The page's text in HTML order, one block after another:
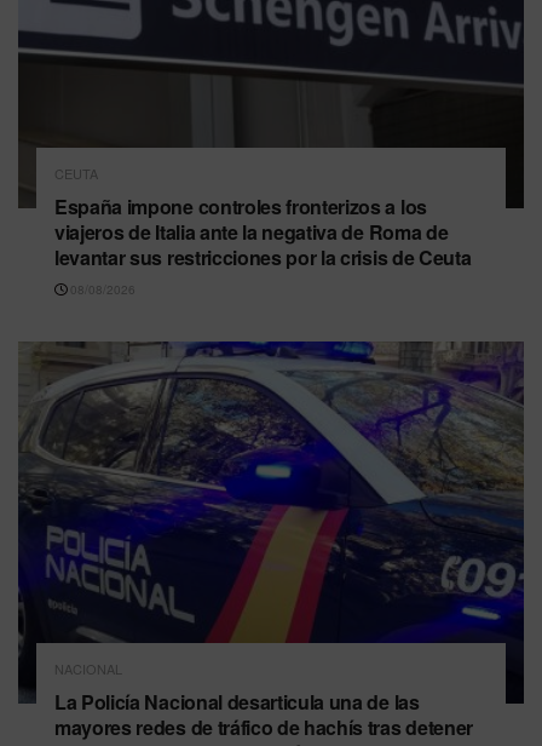
CEUTA
España impone controles fronterizos a los
viajeros de Italia ante la negativa de Roma de
levantar sus restricciones por la crisis de Ceuta
08/08/2026
NACIONAL
La Policía Nacional desarticula una de las
mayores redes de tráfico de hachís tras detener